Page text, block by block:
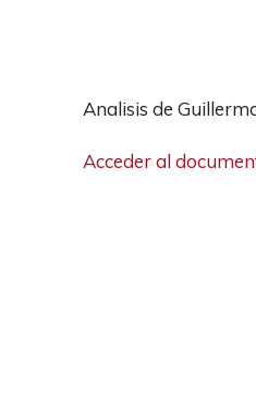
Analisis de
Acceder al